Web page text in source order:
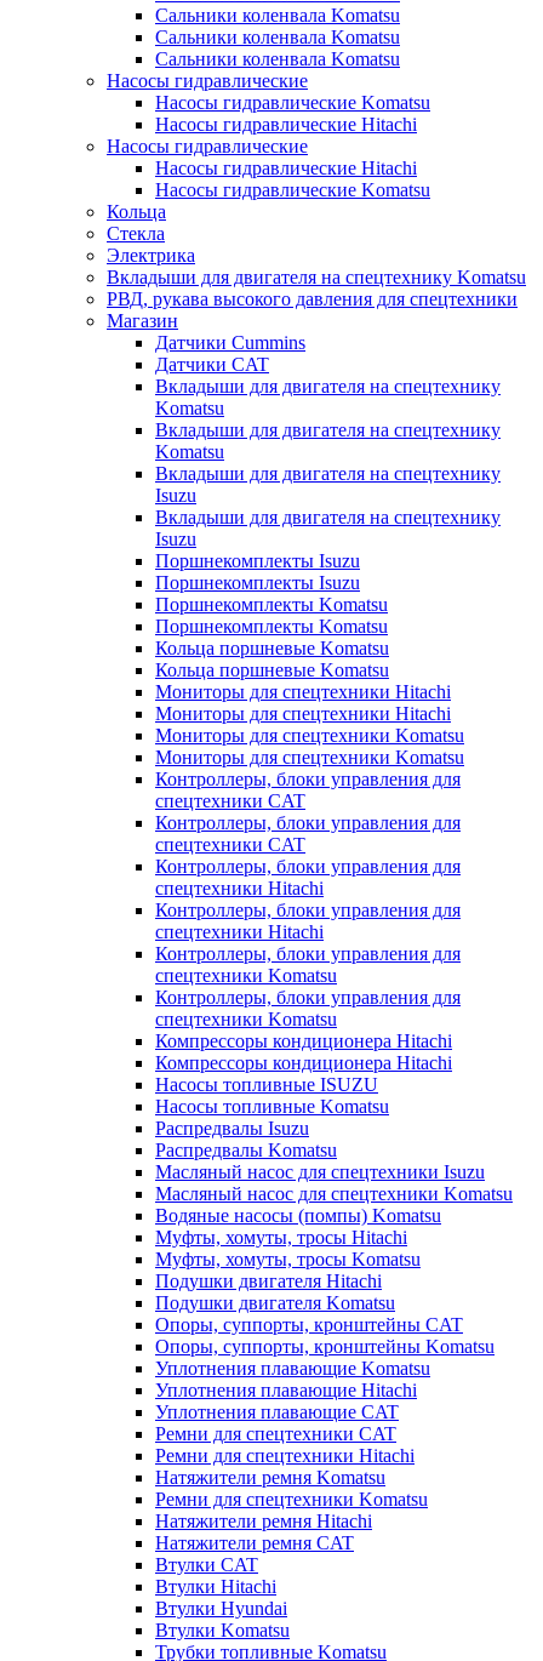
Сальники коленвала Komatsu
Сальники коленвала Komatsu
Сальники коленвала Komatsu
Насосы гидравлические
Насосы гидравлические Komatsu
Насосы гидравлические Hitachi
Насосы гидравлические
Насосы гидравлические Hitachi
Насосы гидравлические Komatsu
Кольца
Стекла
Электрика
Вкладыши для двигателя на спецтехнику Komatsu
РВД, рукава высокого давления для спецтехники
Магазин
Датчики Cummins
Датчики CAT
Вкладыши для двигателя на спецтехнику
Komatsu
Вкладыши для двигателя на спецтехнику
Komatsu
Вкладыши для двигателя на спецтехнику
Isuzu
Вкладыши для двигателя на спецтехнику
Isuzu
Поршнекомплекты Isuzu
Поршнекомплекты Isuzu
Поршнекомплекты Komatsu
Поршнекомплекты Komatsu
Кольца поршневые Komatsu
Кольца поршневые Komatsu
Мониторы для спецтехники Hitachi
Мониторы для спецтехники Hitachi
Мониторы для спецтехники Komatsu
Мониторы для спецтехники Komatsu
Контроллеры, блоки управления для
спецтехники CAT
Контроллеры, блоки управления для
спецтехники CAT
Контроллеры, блоки управления для
спецтехники Hitachi
Контроллеры, блоки управления для
спецтехники Hitachi
Контроллеры, блоки управления для
спецтехники Komatsu
Контроллеры, блоки управления для
спецтехники Komatsu
Компрессоры кондиционера Hitachi
Компрессоры кондиционера Hitachi
Насосы топливные ISUZU
Насосы топливные Komatsu
Распредвалы Isuzu
Распредвалы Komatsu
Масляный насос для спецтехники Isuzu
Масляный насос для спецтехники Komatsu
Водяные насосы (помпы) Komatsu
Муфты, хомуты, тросы Hitachi
Муфты, хомуты, тросы Komatsu
Подушки двигателя Hitachi
Подушки двигателя Komatsu
Опоры, суппорты, кронштейны CAT
Опоры, суппорты, кронштейны Komatsu
Уплотнения плавающие Komatsu
Уплотнения плавающие Hitachi
Уплотнения плавающие CAT
Ремни для спецтехники CAT
Ремни для спецтехники Hitachi
Натяжители ремня Komatsu
Ремни для спецтехники Komatsu
Натяжители ремня Hitachi
Натяжители ремня CAT
Втулки CAT
Втулки Hitachi
Втулки Hyundai
Втулки Komatsu
Трубки топливные Komatsu